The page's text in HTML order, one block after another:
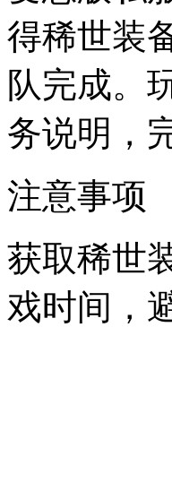
得稀世装
队完成。
务说明，
注意事项
获取稀世
戏时间，